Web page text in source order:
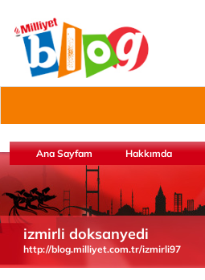
Ana Sayfam Hakkımda
izmirli doksanyedi
http://blog.milliyet.com.tr/izmirli97